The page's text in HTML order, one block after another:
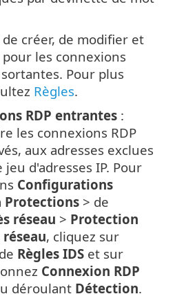
créer, de modifier et
les connexions
Pour plus
Règles.
RDP entrantes :
les connexions RDP
aux adresses exclues
d'adresses IP. Pour
Configurations
Protections > de
réseau > Protection
, cliquez sur
Règles IDS et sur
Connexion RDP
déroulant Détection.